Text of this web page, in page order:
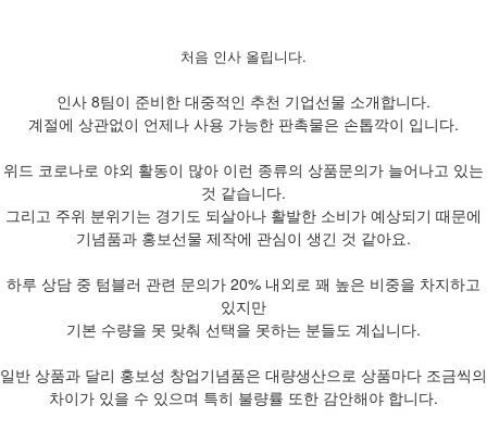
처음 인사 올립니다.
인사 8팀이 준비한 대중적인 추천 기업선물 소개합니다.
계절에 상관없이 언제나 사용 가능한 판촉물은 손톱깍이 입니다.
위드 코로나로 야외 활동이 많아 이런 종류의 상품문의가 늘어나고 있는
것 같습니다.
그리고 주위 분위기는 경기도 되살아나 활발한 소비가 예상되기 때문에
기념품과 홍보선물 제작에 관심이 생긴 것 같아요.
하루 상담 중 텀블러 관련 문의가 20% 내외로 꽤 높은 비중을 차지하고
있지만
기본 수량을 못 맞춰 선택을 못하는 분들도 계십니다.
일반 상품과 달리 홍보성 창업기념품은 대량생산으로 상품마다 조금씩의
차이가 있을 수 있으며 특히 불량률 또한 감안해야 합니다.